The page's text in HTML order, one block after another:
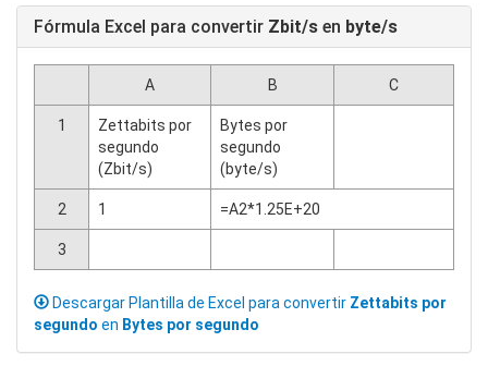
Fórmula Excel para convertir Zbit/s en byte/s
A B C
1
Zettabits por
segundo
(Zbit/s)
Bytes por
segundo
(byte/s)
2 1 =A2*1.25E+20
3
Descargar Plantilla de Excel para convertir Zettabits por
segundo en Bytes por segundo